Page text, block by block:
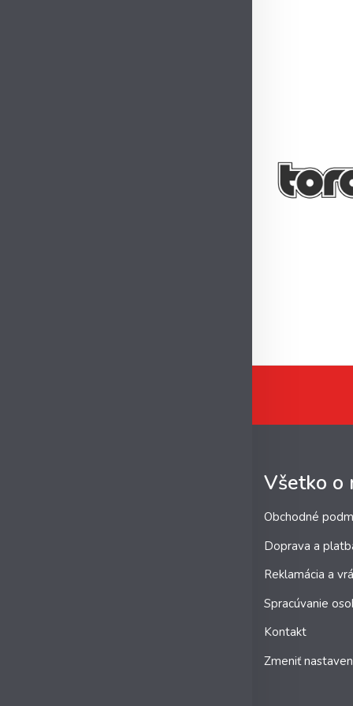
Všetko o
Obchodné
Doprava a
Reklamácia a
Spracúvanie
Kontakt
Zmeniť